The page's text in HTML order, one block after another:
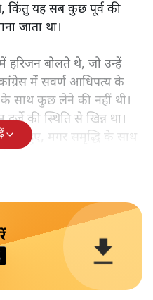
किंतु यह सब कुछ पूर्व की
जाता था।
हरिजन बोलते थे, जो उन्हें
में सवर्ण आधिपत्य के
के साथ कुछ लेने की नहीं थी।
की स्थिति से खिन्न था।
तो हुए, मगर समृद्धि के साथ
मिल रहा था।